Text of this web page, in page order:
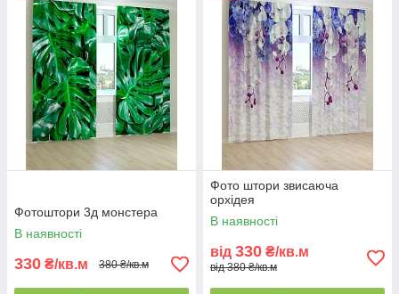
Фотоштори 3д монстера
В наявності
330 ₴/кв.м 380 ₴/кв.м
Фото штори звисаюча
орхідея
В наявності
від 330 ₴/кв.м
від 380 ₴/кв.м